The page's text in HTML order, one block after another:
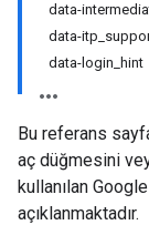
data-
data-
data-login_hint
Bu referans
aç düğmesini
kullanılan
açıklanmaktadır.